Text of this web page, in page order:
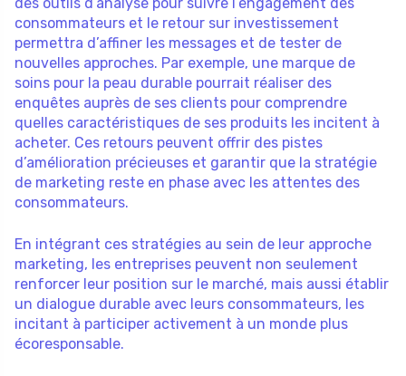
consommateurs et le retour sur investissement
permettra d’affiner les messages et de tester de
nouvelles approches. Par exemple, une marque de
soins pour la peau durable pourrait réaliser des
enquêtes auprès de ses clients pour comprendre
quelles caractéristiques de ses produits les incitent à
acheter. Ces retours peuvent offrir des pistes
d’amélioration précieuses et garantir que la stratégie
de marketing reste en phase avec les attentes des
consommateurs.
En intégrant ces stratégies au sein de leur approche
marketing, les entreprises peuvent non seulement
renforcer leur position sur le marché, mais aussi établir
un dialogue durable avec leurs consommateurs, les
incitant à participer activement à un monde plus
écoresponsable.